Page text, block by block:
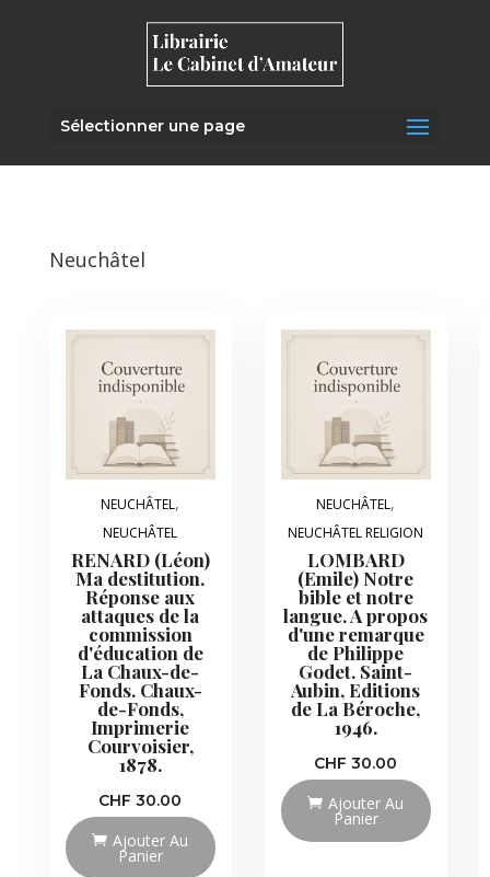
Sélectionner une page
Neuchâtel
NEUCHÂTEL,
NEUCHÂTEL
RENARD (Léon)
Ma destitution.
Réponse aux
attaques de la
commission
d'éducation de
La Chaux-de-
Fonds. Chaux-
de-Fonds,
Imprimerie
Courvoisier,
1878.
CHF 30.00
Ajouter Au
Panier
NEUCHÂTEL,
NEUCHÂTEL RELIGION
LOMBARD
(Emile) Notre
bible et notre
langue. A propos
d'une remarque
de Philippe
Godet. Saint-
Aubin, Editions
de La Béroche,
1946.
CHF 30.00
Ajouter Au
Panier